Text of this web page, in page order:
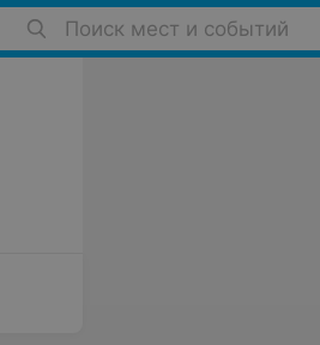
Поиск мест и событий